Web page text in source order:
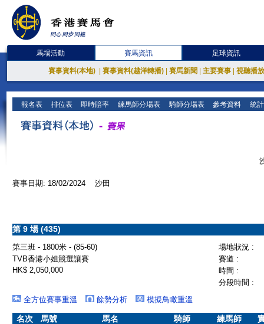
馬場活動 賽馬資訊 足球資訊
賽事資料(本地) 賽事資料(越洋轉播) 賽馬新聞 主要賽事 視聽播
報名表 排位表 即時賠率 練馬師分場表 騎師分場表 參考資料 統
賽事日期: 18/02/2024 沙田
第 9 場 (435)
第三班 - 1800米 - (85-60)
場地狀況 :
TVB香港小姐競選讓賽
賽道 :
HK$ 2,050,000
時間 :
分段時間 :
全方位賽事重溫
餘勢分析 模擬鳥瞰重溫
名次 馬號 馬名 騎師 練馬師